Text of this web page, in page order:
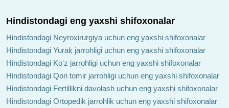
Hindistondagi eng yaxshi shifoxonalar
Hindistondagi Neyroxirurgiya uchun eng yaxshi shifoxonalar
Hindistondagi Yurak jarrohligi uchun eng yaxshi shifoxonalar
Hindistondagi Ko'z jarrohligi uchun eng yaxshi shifoxonalar
Hindistondagi Qon tomir jarrohligi uchun eng yaxshi shifoxonalar
Hindistondagi Fertillikni davolash uchun eng yaxshi shifoxonalar
Hindistondagi Ortopedik jarrohlik uchun eng yaxshi shifoxonalar